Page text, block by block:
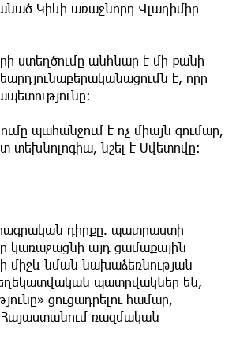
Կիևի առաջնորդ Վլադիմիր
ստեղծումը անհնար է մի քանի
է, որը
պահանջում է ոչ միայն գումար,
տեխնոլոգիա, նշել է Սվետովը։
դիրքը. պատրաստի
կառաջացնի այդ ցամաքային
միջև նման նախաձեռնության
պատրվակներ են,
ցուցադրելու համար,
Հայաստանում ռազմական